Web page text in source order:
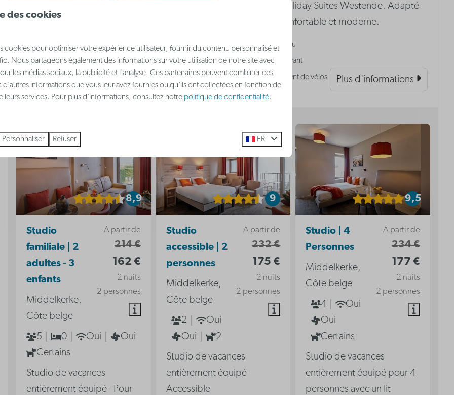
Bienvenue à Holiday Suites Westende. Adapté
aux enfants, confortable et moderne.
Terrain de jeu
Parking | Payant
Stationnement de vélos
Plus d'informations
8,9
A partir de
214 €
162 €
2 nuits
2 personnes
Studio
familiale | 2
adultes - 3
enfants
Middelkerke,
Côte belge
5
0 Oui
Oui
Certains
Studio de vacances
entièrement équipé - Pour
9
A partir de
232 €
175 €
2 nuits
2 personnes
Studio
accessible | 2
personnes
Middelkerke,
Côte belge
2
Oui
Oui
2
Studio de vacances
entièrement équipé -
Accessible
9,5
A partir de
234 €
177 €
2 nuits
2 personnes
Studio | 4
Personnes
Middelkerke,
Côte belge
4
Oui
Oui
Certains
Studio de vacances
entièrement équipé pour 4
personnes avec un lit
des cookies
cookies pour optimiser votre expérience utilisateur, fournir du contenu personnalisé et
Nous partageons également des informations sur votre utilisation de notre site avec
les médias sociaux, la publicité et l'analyse. Ces partenaires peuvent combiner ces
d'autres informations que vous leur avez fournies ou qu'ils ont collectées en fonction de
leurs services. Pour plus d'informations, consultez notre politique de confidentialité.
Personnaliser Refuser FR